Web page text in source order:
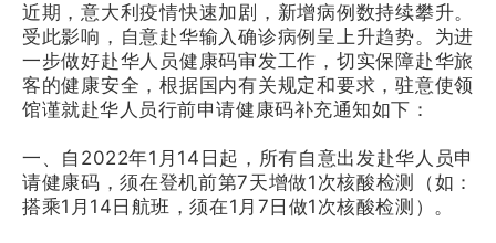
近期，意大利疫情快速加剧，新增病例数持续攀升。
受此影响，自意赴华输入确诊病例呈上升趋势。为进
一步做好赴华人员健康码审发工作，切实保障赴华旅
客的健康安全，根据国内有关规定和要求，驻意使领
馆谨就赴华人员行前申请健康码补充通知如下：
一、自2022年1月14日起，所有自意出发赴华人员申
请健康码，须在登机前第7天增做1次核酸检测（如：
搭乘1月14日航班，须在1月7日做1次核酸检测）。